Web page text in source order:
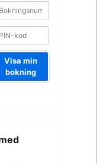
Visa min
bokning